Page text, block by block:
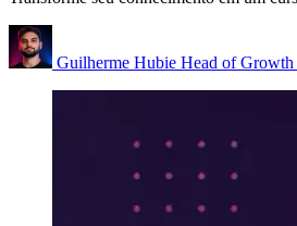
Guilherme Hubie Head of Growth